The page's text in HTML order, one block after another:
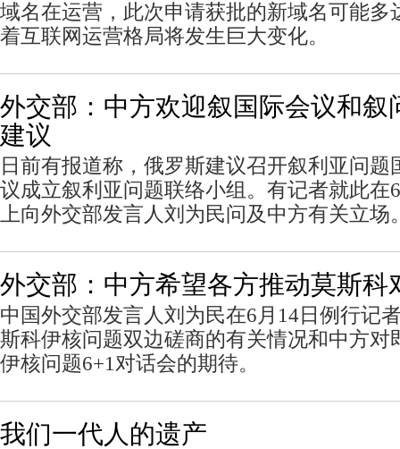
域名在运营，此次申请获批的新域名可能多
着互联网运营格局将发生巨大变化。
外交部：中方欢迎叙国际会议和叙
建议
日前有报道称，俄罗斯建议召开叙利亚问题
议成立叙利亚问题联络小组。有记者就此在
上向外交部发言人刘为民问及中方有关立场
外交部：中方希望各方推动莫斯科
中国外交部发言人刘为民在6月14日例行记
斯科伊核问题双边磋商的有关情况和中方对
伊核问题6+1对话会的期待。
我们一代人的遗产